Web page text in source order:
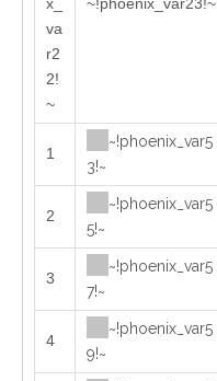
va
r2
2!
~
1
~!phoenix_var5
3!~
2
~!phoenix_var5
5!~
3
~!phoenix_var5
7!~
4
~!phoenix_var5
9!~